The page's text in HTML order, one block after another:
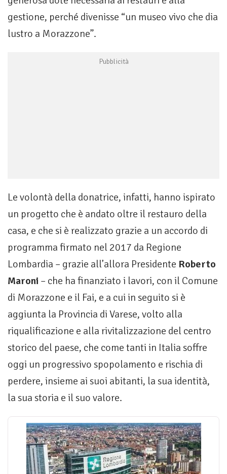
gestione, perché divenisse “un museo vivo che dia
lustro a Morazzone”.
Le volontà della donatrice, infatti, hanno ispirato
un progetto che è andato oltre il restauro della
casa, e che si è realizzato grazie a un accordo di
programma firmato nel 2017 da Regione
Lombardia – grazie all’allora Presidente Roberto
Maroni – che ha finanziato i lavori, con il Comune
di Morazzone e il Fai, e a cui in seguito si è
aggiunta la Provincia di Varese, volto alla
riqualificazione e alla rivitalizzazione del centro
storico del paese, che come tanti in Italia soffre
oggi un progressivo spopolamento e rischia di
perdere, insieme ai suoi abitanti, la sua identità,
la sua storia e il suo valore.